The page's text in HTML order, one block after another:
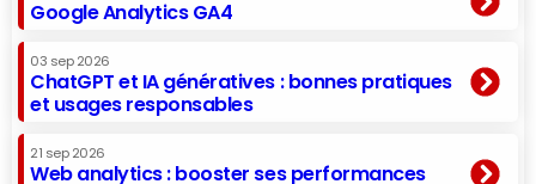
Google Analytics GA4
03 sep 2026
ChatGPT et IA génératives : bonnes pratiques
et usages responsables
21 sep 2026
Web analytics : booster ses performances